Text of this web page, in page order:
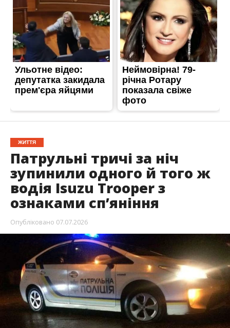
ЖИТТЯ
Патрульні тричі за ніч
зупинили одного й того ж
водія Isuzu Trooper з
ознаками сп’яніння
Опубліковано 07.07.2026